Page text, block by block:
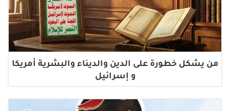
من يشكل خطورة على الدين والديناء والبشرية أمريكا
و إسرائيل